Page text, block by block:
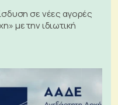
σε νέες αγορές
με την ιδιωτική